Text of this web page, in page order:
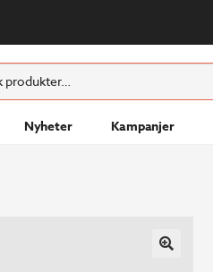
Nyheter Kampanjer